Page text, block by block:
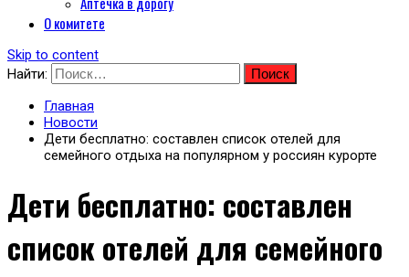
О комитете
Skip to content
Найти:
Главная
Новости
Дети бесплатно: составлен список отелей для
семейного отдыха на популярном у россиян курорте
Дети бесплатно: составлен
список отелей для семейного